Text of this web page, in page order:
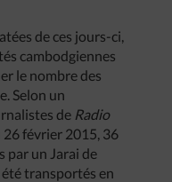
de ces jours-ci,
cambodgiennes
le nombre des
Selon un
de Radio
26 février 2015, 36
par un Jarai de
transportés en